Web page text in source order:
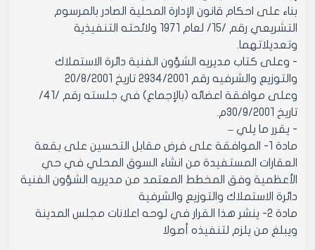
بناء على احكام قانون الإدارة المحلية الصادر بالمرسوم
التشريعي رقم /15/ لعام 1971 ولائحته التنفيذية
وتعديلاتهما.
- وعلى كتاب مديريه الشؤون الفنية دائرة الاستملاك
والتوزيع والشرفيه رقم 2934/2001 تاريخ 20/8/2001
وعلى موافقة اعضائه (بالإجماع) في جلسته رقم /41/
تاريخ 30/9/2001م.
- يقرر ما يلي –
مادة 1- الموافقة على فرض مقابل التحسين على بقعة
العقارات المستفيدة من انشاء السوق المحلي في حي
الأعظمية وفق المخطط المعتمد من مديريه الشؤون الفنية
دائرة الاستملاك والتوزيع والشرفية
مادة 2- ينشر هذا القرار في لوحه اعلانات مجلس المدينة
ويبلغ من يلزم لتنفيذه أصولا